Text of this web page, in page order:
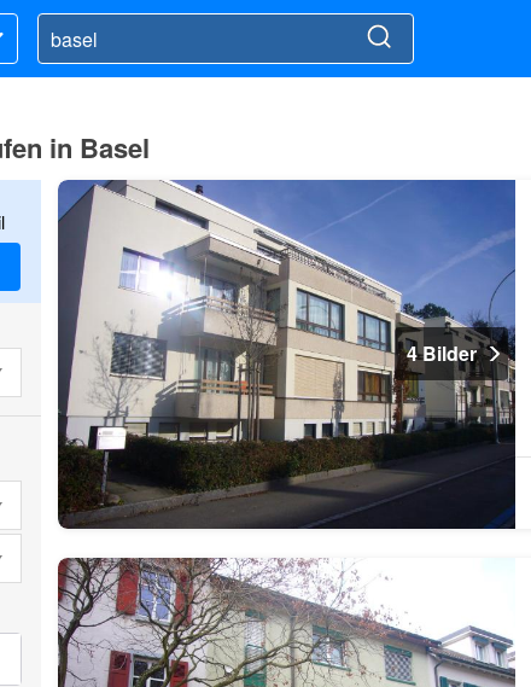
in Basel
4 Bilder